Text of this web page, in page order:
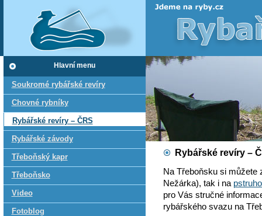
Rybářské revíry –
Na Třeboňsku si můžete
Nežárka), tak i na
pro Vás stručné
rybářského svazu na
Hlavní menu
Soukromé rybářské revíry
Chovné rybníky
Rybářské revíry – ČRS
Rybářské závody
Třeboňský kapr
Třeboňsko
Video
Fotoblog